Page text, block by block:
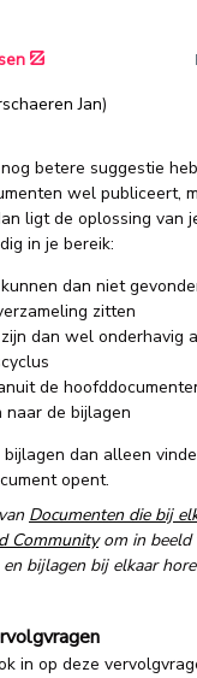
Jan)
betere suggestie
wel publiceert,
ligt de oplossing van
in je bereik:
dan niet
zitten
dan wel onderhavig
de
naar de bijlagen
dan alleen
opent.
Documenten die bij
Communityom in beeld
bijlagen bij elkaar
in op deze